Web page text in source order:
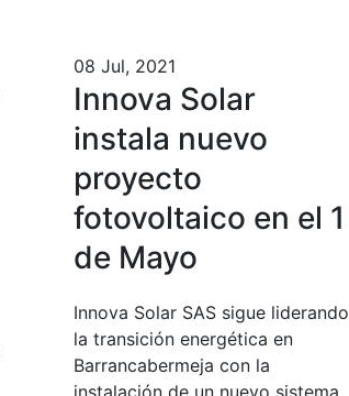
08 Jul, 2021
Innova Solar
instala nuevo
proyecto
fotovoltaico en el 1
de Mayo
Innova Solar SAS sigue liderando
la transición energética en
Barrancabermeja con la
instalación de un nuevo sistema